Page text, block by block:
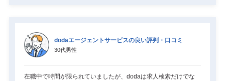
dodaエージェントサービスの良い評判・口コミ
30代男性
在職中で時間が限られていましたが、dodaは求人検索だけでな